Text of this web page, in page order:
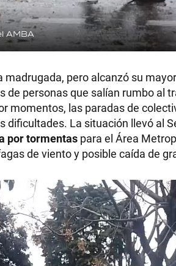
AMBA
pero alcanzó su
de personas que salían rumbo al
momentos, las paradas de
dificultades. La situación llevó al
por tormentas para el Área
de viento y posible caída de